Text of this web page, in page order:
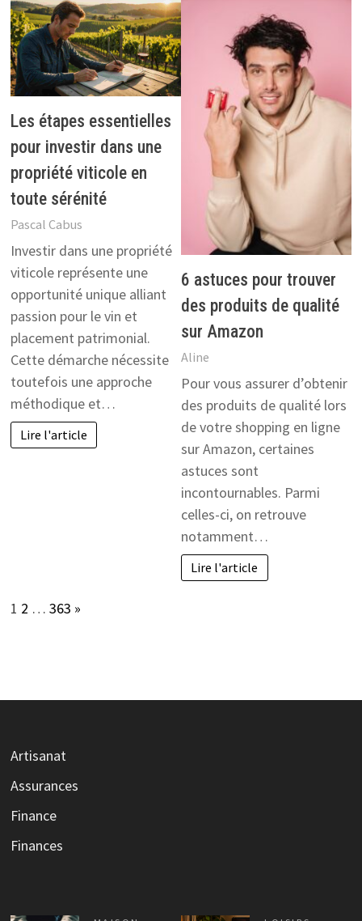
Les étapes essentielles
pour investir dans une
propriété viticole en
toute sérénité
Pascal Cabus
Investir dans une propriété
viticole représente une
opportunité unique alliant
passion pour le vin et
placement patrimonial.
Cette démarche nécessite
toutefois une approche
méthodique et…
Lire l'article
6 astuces pour trouver
des produits de qualité
sur Amazon
Aline
Pour vous assurer d’obtenir
des produits de qualité lors
de votre shopping en ligne
sur Amazon, certaines
astuces sont
incontournables. Parmi
celles-ci, on retrouve
notamment…
Lire l'article
Page:
1 2 … 363 Next
»
Artisanat
Assurances
Finance
Finances